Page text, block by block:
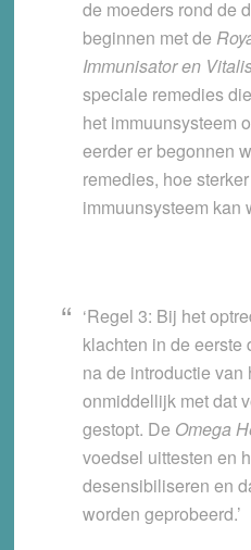
de moeders rond de
beginnen met de
Immunisator en
speciale remedies die
het immuunsysteem
eerder er begonnen
remedies, hoe
immuunsysteem kan
‘Regel 3: Bij het
klachten in de eerste
na de introductie van
onmiddellijk met dat
gestopt. De Omega
voedsel uittesten en
desensibiliseren en
worden geprobeerd.’